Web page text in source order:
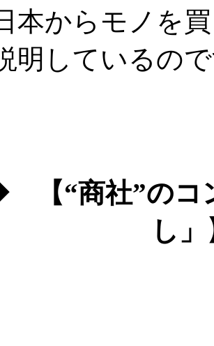
本からモノを
明しているの
“商社”のコン
し